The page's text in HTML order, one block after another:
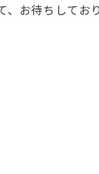
お待ちしてお